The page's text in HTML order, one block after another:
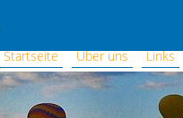
Startseite Über uns Links